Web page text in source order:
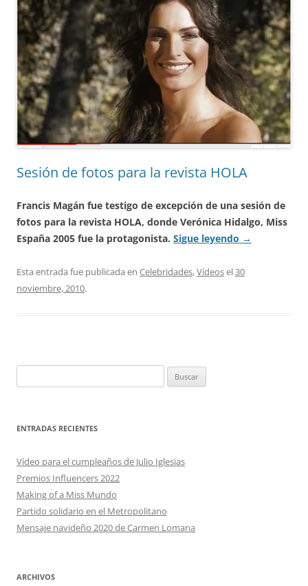
Sesión de fotos para la revista HOLA
Francis Magán fue testigo de excepción de una sesión de
fotos para la revista HOLA, donde Verónica Hidalgo, Miss
España 2005 fue la protagonista. Sigue leyendo →
Esta entrada fue publicada en Celebridades,Vídeosel30
noviembre, 2010.
ENTRADAS RECIENTES
Vídeo para el cumpleaños de Julio Iglesias
Premios Influencers 2022
Making of a Miss Mundo
Partido solidario en el Metropolitano
Mensaje navideño 2020 de Carmen Lomana
ARCHIVOS